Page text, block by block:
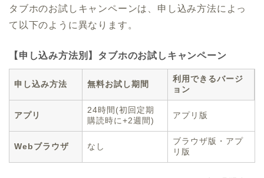
タブホのお試しキャンペーンは、申し込み方法によっ
て以下のように異なります。
【申し込み方法別】タブホのお試しキャンペーン
申し込み方法 無料お試し期間
利用できるバージ
ョン
アプリ
24時間(初回定期
購読時に+2週間)
アプリ版
Webブラウザ なし
ブラウザ版・アプ
リ版